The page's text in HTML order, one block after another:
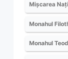
Mișcarea
Monahul
Monahul